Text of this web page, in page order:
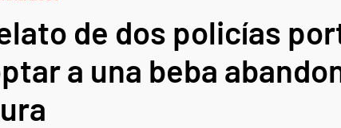
de dos policías
a una beba